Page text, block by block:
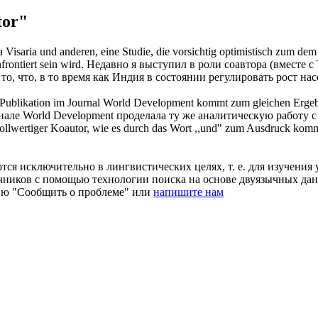
und anderen, eine Studie, die vorsichtig optimistisch zum
sein wird. Недавно я выступил в роли соавтора (вместе
что, в то время как Индия в состоянии регулировать рост
im Journal World Development kommt zum gleichen
World Development проделала ту же аналитическую
Koautor, wie es durch das Wort ,,und" zum Ausdruck
исключительно в лингвистических целях, т. е. для
с помощью технологии поиска на основе двуязычных
"Сообщить о проблеме" или напишите нам